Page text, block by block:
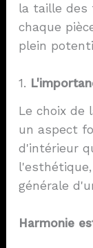
la taille des
chaque
plein
1.
Le choix de
un aspect
d'intérieur
générale
Harmonie